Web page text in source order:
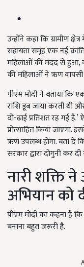
उन्होंने कहा कि ग्रामीण
सहायता समूह एक नई
महिलाओं की मदद से हुआ,
की महिलाओं ने ऋण
पीएम मोदी ने बताया कि
राशि डूब जाया करती थी
दो-ढाई प्रतिशत रह गई
प्रोत्साहित किया
ऋण उपलब्ध होगा. बता दें
सरकार द्वारा दोगुनी कर
नारी शक्ति
अभियान को
पीएम मोदी का कहना है
बनाना बहुत जरूरी है.